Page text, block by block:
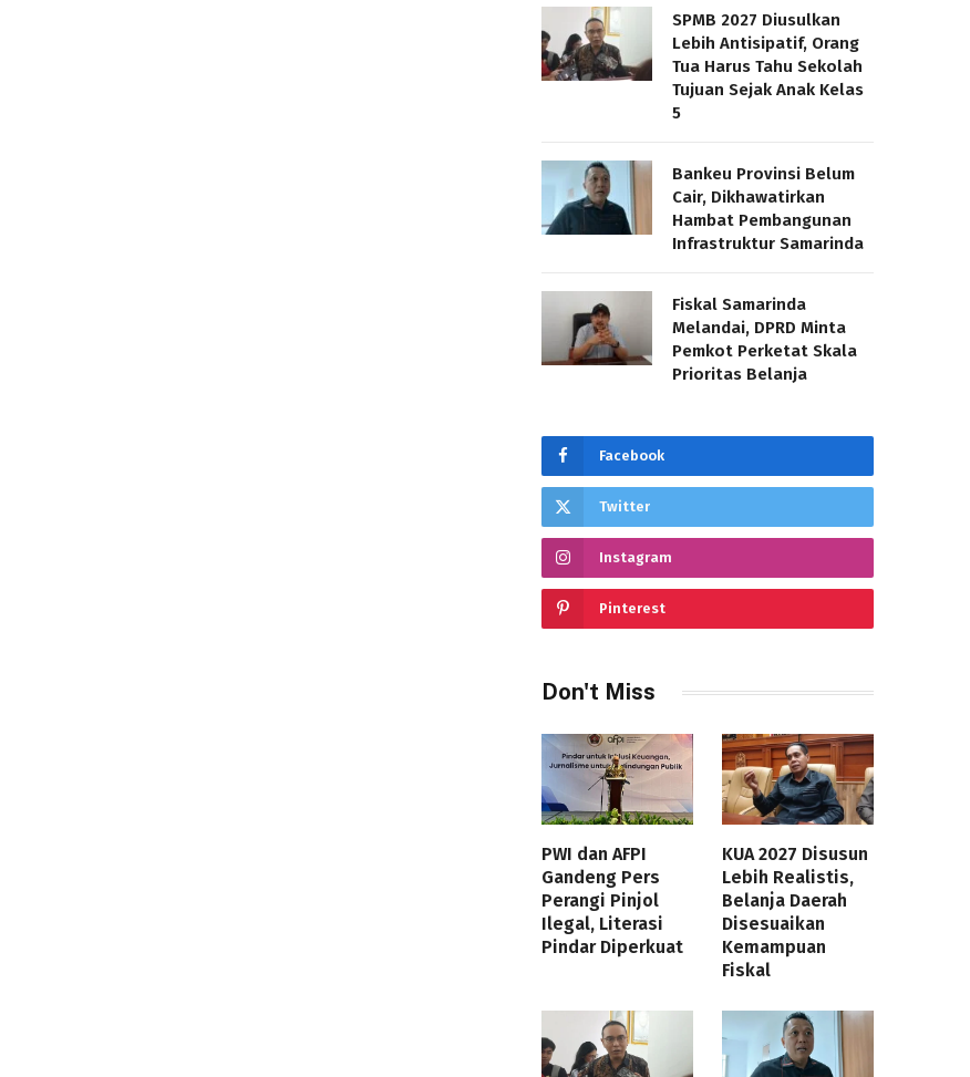
SPMB 2027 Diusulkan
Lebih Antisipatif, Orang
Tua Harus Tahu Sekolah
Tujuan Sejak Anak Kelas
5
Bankeu Provinsi Belum
Cair, Dikhawatirkan
Hambat Pembangunan
Infrastruktur Samarinda
Fiskal Samarinda
Melandai, DPRD Minta
Pemkot Perketat Skala
Prioritas Belanja
Facebook
Twitter
Instagram
Pinterest
Don't Miss
PWI dan AFPI
Gandeng Pers
Perangi Pinjol
Ilegal, Literasi
Pindar Diperkuat
KUA 2027 Disusun
Lebih Realistis,
Belanja Daerah
Disesuaikan
Kemampuan
Fiskal